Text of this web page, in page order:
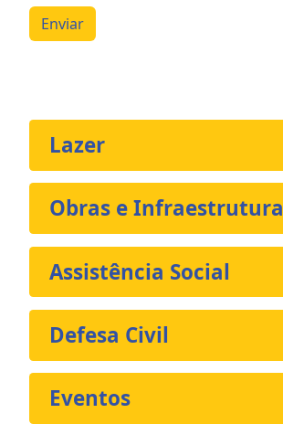
Enviar
Lazer
Obras e Infraestrutura
Assistência Social
Defesa Civil
Eventos